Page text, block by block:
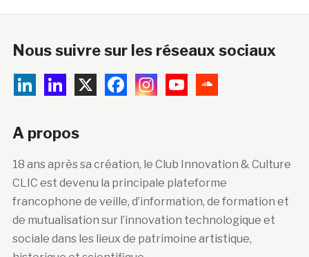
Nous suivre sur les réseaux sociaux
A propos
18 ans après sa création, le Club Innovation & Culture
CLIC est devenu la principale plateforme
francophone de veille, d’information, de formation et
de mutualisation sur l’innovation technologique et
sociale dans les lieux de patrimoine artistique,